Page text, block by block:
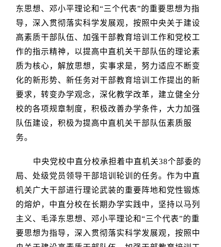
东思想、邓小平理论和“三个代表”的重要思想为指
导，深入贯彻落实科学发展观，按照中央关于建设
高素质干部队伍、加强干部教育培训工作和党校工
作的指示精神，以提高中直机关干部队伍的理论素
质为核心，解放思想，实事求是，努力适应不断变
化的新形势、新任务对干部教育培训工作提出的新
要求，转变办学观念，深化教学改革，建立健全分
校的各项规章制度，积极改善办学条件，大力加强
队伍建设，积极为提高中直机关干部队伍素质服
务。
中央党校中直分校承担着中直机关38个部委的
局、处级党员领导干部培训轮训的任务。作为中直
机关广大干部进行理论武装的重要阵地和党性锻炼
的熔炉，中直分校在长期办学实践中，坚持以马列
主义、毛泽东思想、邓小平理论和“三个代表”的重
要思想为指导，深入贯彻落实科学发展观，按照中